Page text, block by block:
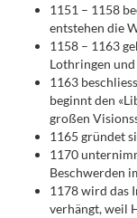
1151 – 1158
entstehen die
1158 – 1163
Lothringen
1163
beginnt den
großen
1165 gründet
1170
Beschwerden
1178 wird das
verhängt, weil